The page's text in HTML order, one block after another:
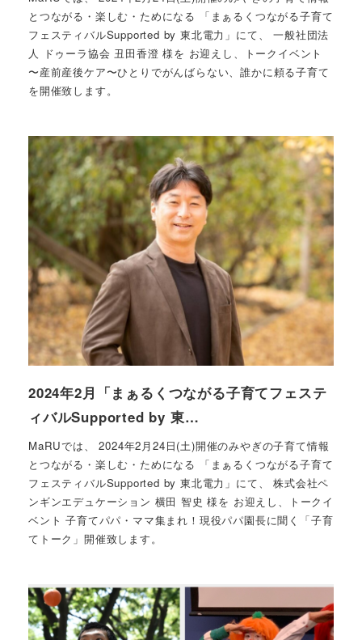
とつながる・楽しむ・ためになる 「まぁるくつながる子育て
フェスティバルSupported by 東北電力」にて、 一般社団法
人 ドゥーラ協会 丑田香澄 様を お迎えし、トークイベント
〜産前産後ケア〜ひとりでがんばらない、誰かに頼る子育て
を開催致します。
2024年2月「まぁるくつながる子育てフェステ
ィバルSupported by 東…
MaRUでは、 2024年2月24日(土)開催のみやぎの子育て情報
とつながる・楽しむ・ためになる 「まぁるくつながる子育て
フェスティバルSupported by 東北電力」にて、 株式会社ペ
ンギンエデュケーション 横田 智史 様を お迎えし、トークイ
ベント 子育てパパ・ママ集まれ！現役パパ園長に聞く「子育
てトーク」開催致します。